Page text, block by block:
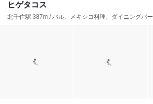
ヒゲタコス
北千住駅 387m / バル、メキシコ料理、ダイニングバー